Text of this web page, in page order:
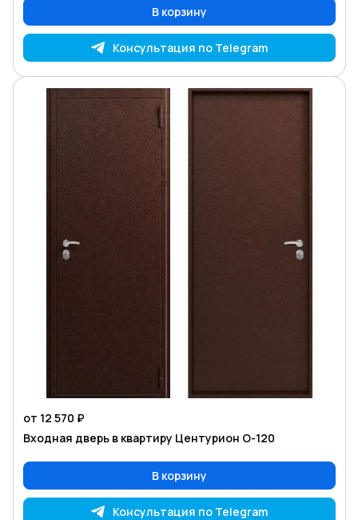
В корзину
Консультация по Telegram
от 12 570 ₽
Входная дверь в квартиру Центурион O-120
В корзину
Консультация по Telegram